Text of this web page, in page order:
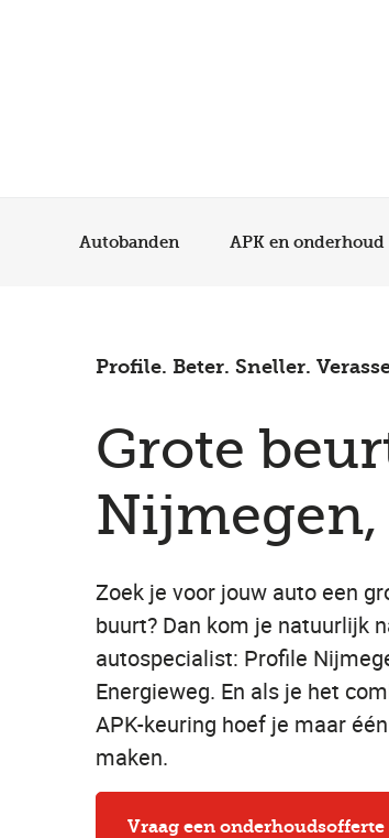
Autobanden APK en onderhoud
Profile. Beter. Sneller.
Grote
Zoek je voor jouw auto een
buurt? Dan kom je natuurlijk
autospecialist: Profile
Energieweg. En als je het
APK-keuring hoef je maar
maken.
Vraag een onderhoudsofferte